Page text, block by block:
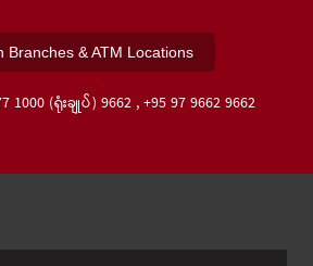
Branches & ATM Locations
1000 (ရုံးချုပ်) 9662 , +95 97 9662 9662